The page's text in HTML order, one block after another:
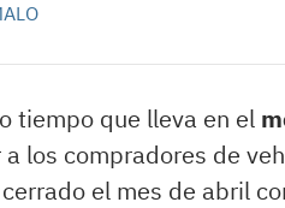
tiempo que lleva en el
los compradores de
el mes de abril